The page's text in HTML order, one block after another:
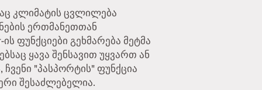
კლიმატის ცვლილება
ერთმანეთთან
ფუნქციები გეხმარება მეტმა
ყავა შენსავით უყვართ ან
"პასპორტის" ფუნქცია
შესაძლებელია.